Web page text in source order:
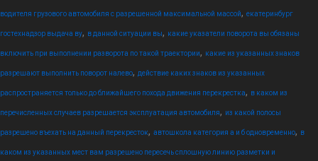
водителя грузового автомобиля с разрешенной максимальной массой, екатеринбург
гостехнадзор выдача ву, в данной ситуации вы, какие указатели поворота вы обязаны
включить при выполнении разворота по такой траектории, какие из указанных знаков
разрешают выполнить поворот налево, действие каких знаков из указанных
распространяется только до ближайшего похода движения перекрестка, в каком из
перечисленных случаев разрешается эксплуатация автомобиля, из какой полосы
разрешено въехать на данный перекресток, автошкола категория а и б одновременно, в
каком из указанных мест вам разрешено пересечь сплошную линию разметки и